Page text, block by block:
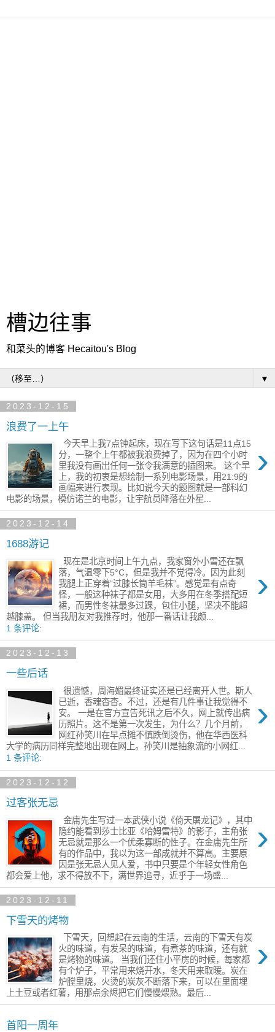
槽边往事
和菜头的博客 Hecaitou's Blog
▼
2023-12-15
浪费了一上午
›
今天早上我7点钟起床，现在写下这句话是11点15
分，一整个上午都被我浪费掉了，因为在四个小时
里我没有画出任何一张令我满意的插图来。 这个早
上，我的初衷是想绘制一系列电影场景，用21:9的
画幅来进行表现。比如说今天的题图就是一部科幻
电影的场景，模仿诺兰的电影，让宇航员降落在外星...
2023-12-14
1688游记
›
现在是北京时间上午九点，我家窗外小雪还在飘
落，气温零下5°C​，但是我并不觉得冷。因为此刻
我腿上正穿着“过膝长筒羊毛袜”。感觉是有点奇
怪，一般这种袜子都是女用，大多用在冬季搭配​短
裙，而男性​冬袜最多过踝，包住小腿，坚决​不能超
越膝盖。 但当我朋友对我推荐时，他那一番话让我颇...
1 条评论:
2023-12-13
一些后话
›
很遗憾，周海媚最终证实还是已经离开人世。斯人
已逝，香魂杳杳。不过，还是有几件事让我觉得不
安。 一是在官方宣告死讯之后不久，网上就传出病
历照片。这不是第一次发生，为什么？几个月前，
网红孙笑川在早点摊不慎跌倒烫伤，他在华西医科
大学的病历同样完整地出现在网上。孙笑川是抽象流的小网红...
1 条评论:
2023-12-12
过客张无忌
›
金庸先生写过一本武侠小说《倚天屠龙记》，其中
隐约能看到莎士比亚《哈姆雷特》的影子，主角张
无忌就是那么一个优柔寡断的性子。在金庸先生所
有的作品中，我以为这一部​成就并不算高。主要原
因是张无忌人见人爱，书中只要是个年轻女性角色​
都会爱上他，​求不得放不下，满世界追寻，近乎于一场盛...
2023-12-11
下雪天的烤物
›
下雪天，回想起在云南的生活，云南的下雪天有​炭
火的味道，有发呆的味道，有煮茶的味道，还有就
是​烤物的味道。 当我们还住小平房的时候，每家都
有个炉子，​平常用来烧开水，冬天用来取暖。炭在
炉膛里烧，火烫的炭灰不断落下来，可以在里面埋
上土豆或者红薯，​用那点余烬把它们慢慢煨熟。最后...
首阳一周年